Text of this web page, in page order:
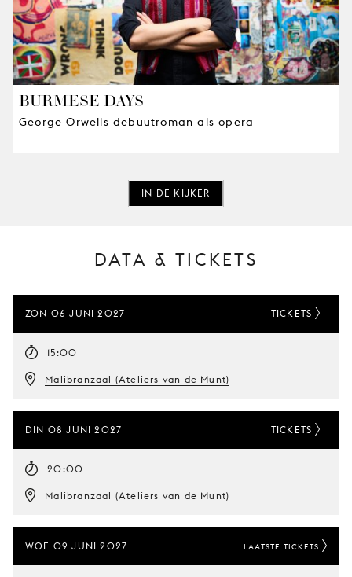
BURMESE DAYS
George Orwells debuutroman als opera
IN DE KIJKER
DATA & TICKETS
ZON 06 JUNI 2027
15:00
Malibranzaal (Ateliers van de Munt)
TICKETS
DIN 08 JUNI 2027
20:00
Malibranzaal (Ateliers van de Munt)
TICKETS
WOE 09 JUNI 2027 LAATSTE TICKETS